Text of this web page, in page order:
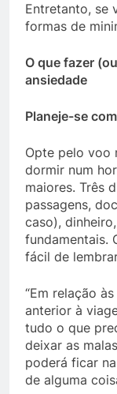
Entretanto, se
formas de
O que fazer
ansiedade
Planeje-se
Opte pelo voo
dormir num
maiores. Três
passagens,
caso),
fundamentais.
fácil de
“Em relação
anterior à
tudo o que
deixar as
poderá ficar
de alguma